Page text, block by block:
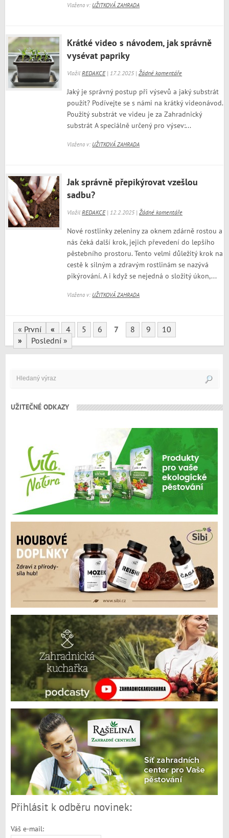
Vloženo v: UŽITKOVÁ ZAHRADA
Krátké video s návodem, jak správně
vysévat papriky
VložilREDAKCE| 17.2.2025 |Žádné komentáře
Jaký je správný postup při výsevů a jaký substrát
použít? Podívejte se s námi na krátký videonávod.
Použitý substrát ve videu je za Zahradnický
substrát A speciálně určený pro výsev:...
Vloženo v: UŽITKOVÁ ZAHRADA
Jak správně přepikýrovat vzešlou
sadbu?
VložilREDAKCE| 12.2.2025 |Žádné komentáře
Nové rostlinky zeleniny za oknem zdárně rostou a
nás čeká další krok, jejich převedení do lepšího
pěstebního prostoru. Tento velmi důležitý krok na
cestě k silným a zdravým rostlinám se nazývá
pikýrování. A i když se nejedná o složitý úkon,...
Vloženo v: UŽITKOVÁ ZAHRADA
« První « 4 5 6 7 8 9
10
»
Poslední »
UŽITEČNÉ ODKAZY
Přihlásit k odběru novinek:
Váš e-mail: